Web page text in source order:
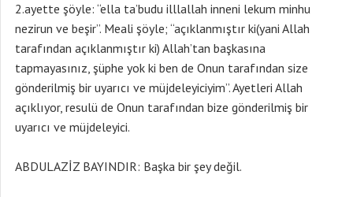
2.ayette şöyle: “ella ta’budu illlallah inneni lekum minhu
nezirun ve beşir”. Meali şöyle; “açıklanmıştır ki(yani Allah
tarafından açıklanmıştır ki) Allah’tan başkasına
tapmayasınız, şüphe yok ki ben de Onun tarafından size
gönderilmiş bir uyarıcı ve müjdeleyiciyim”. Ayetleri Allah
açıklıyor, resulü de Onun tarafından bize gönderilmiş bir
uyarıcı ve müjdeleyici.
ABDULAZİZ BAYINDIR: Başka bir şey değil.